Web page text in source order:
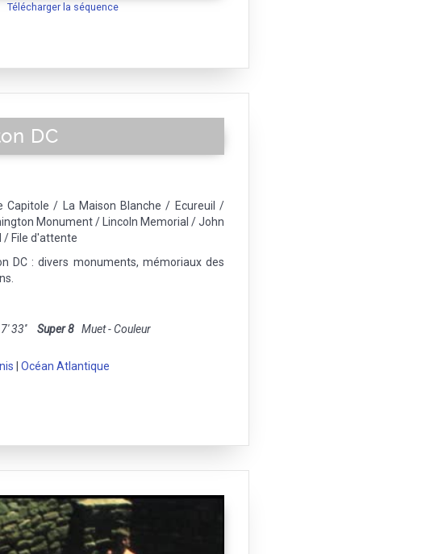
Télécharger la séquence
DC
Capitole / La Maison Blanche / Ecureuil /
Monument / Lincoln Memorial / John
/ File d'attente
DC : divers monuments, mémoriaux des
7' 33'' Super 8 Muet - Couleur
Océan Atlantique